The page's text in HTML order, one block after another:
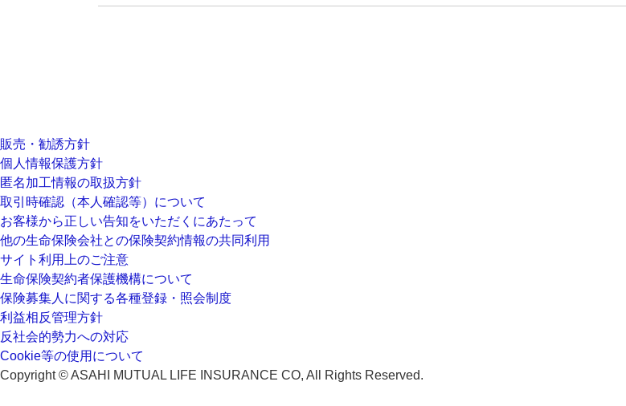
販売・勧誘方針
個人情報保護方針
匿名加工情報の取扱方針
取引時確認（本人確認等）について
お客様から正しい告知をいただくにあたって
他の生命保険会社との保険契約情報の共同利用
サイト利用上のご注意
生命保険契約者保護機構について
保険募集人に関する各種登録・照会制度
利益相反管理方針
反社会的勢力への対応
Cookie等の使用について
Copyright © ASAHI MUTUAL LIFE INSURANCE CO, All Rights Reserved.